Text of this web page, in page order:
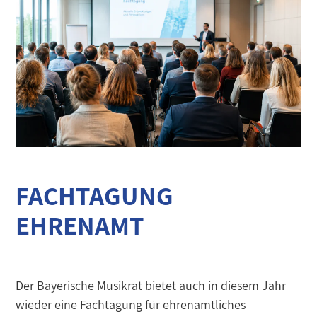
FACHTAGUNG
EHRENAMT
Der Bayerische Musikrat bietet auch in diesem Jahr
wieder eine Fachtagung für ehrenamtliches